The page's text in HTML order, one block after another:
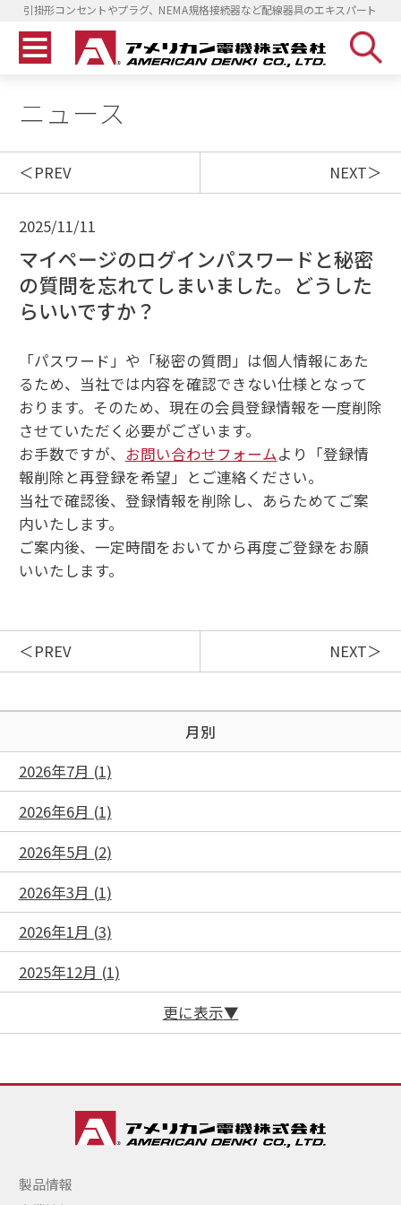
引掛形コンセントやプラグ、NEMA規格接続器など配線器具のエキスパート
ニュース
PREV NEXT
2025/11/11
マイページのログインパスワードと秘密
の質問を忘れてしまいました。どうした
らいいですか？
「パスワード」や「秘密の質問」は個人情報にあた
るため、当社では内容を確認できない仕様となって
おります。そのため、現在の会員登録情報を一度削除
させていただく必要がございます。
お手数ですが、 お問い合わせフォームより「登録情
報削除と再登録を希望」とご連絡ください。
当社で確認後、登録情報を削除し、あらためてご案
内いたします。
ご案内後、一定時間をおいてから再度ご登録をお願
いいたします。
PREV NEXT
月別
2026年7月 (1)
2026年6月 (1)
2026年5月 (2)
2026年3月 (1)
2026年1月 (3)
2025年12月 (1)
更に表示
製品情報